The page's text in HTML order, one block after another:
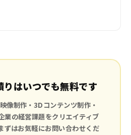
りはいつでも無料です
像制作・3Dコンテンツ制作・
業の経営課題をクリエイティブ
ずはお気軽にお問い合わせくだ